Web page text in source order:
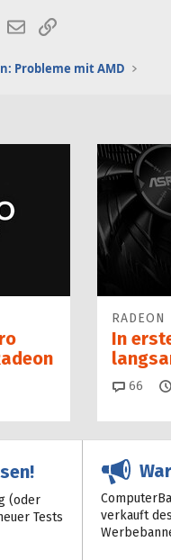
E-MailLink
Probleme mit AMD
In
66
(oder
Tests
verkauft